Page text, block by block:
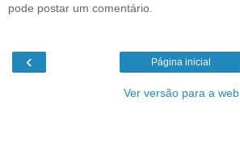
pode postar um comentário.
‹ Página inicial
Ver versão para a web